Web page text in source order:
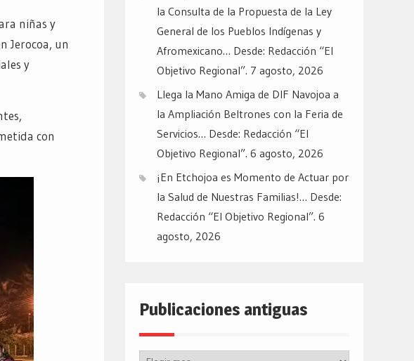
niñas y
Jerocoa, un
y
con
la Consulta de la Propuesta de la Ley
General de los Pueblos Indígenas y
Afromexicano… Desde: Redacción “El
Objetivo Regional”. 7 agosto, 2026
Llega la Mano Amiga de DIF Navojoa a
la Ampliación Beltrones con la Feria de
Servicios… Desde: Redacción “El
Objetivo Regional”. 6 agosto, 2026
¡En Etchojoa es Momento de Actuar por
la Salud de Nuestras Familias!… Desde:
Redacción “El Objetivo Regional”. 6
agosto, 2026
Publicaciones antiguas